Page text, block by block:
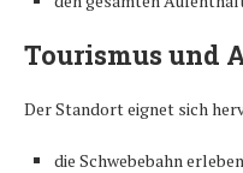
Tourismus und
Der Standort eignet sich
die Schwebebahn